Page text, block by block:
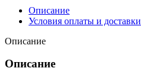
Описание
Условия оплаты и доставки
Описание
Описание